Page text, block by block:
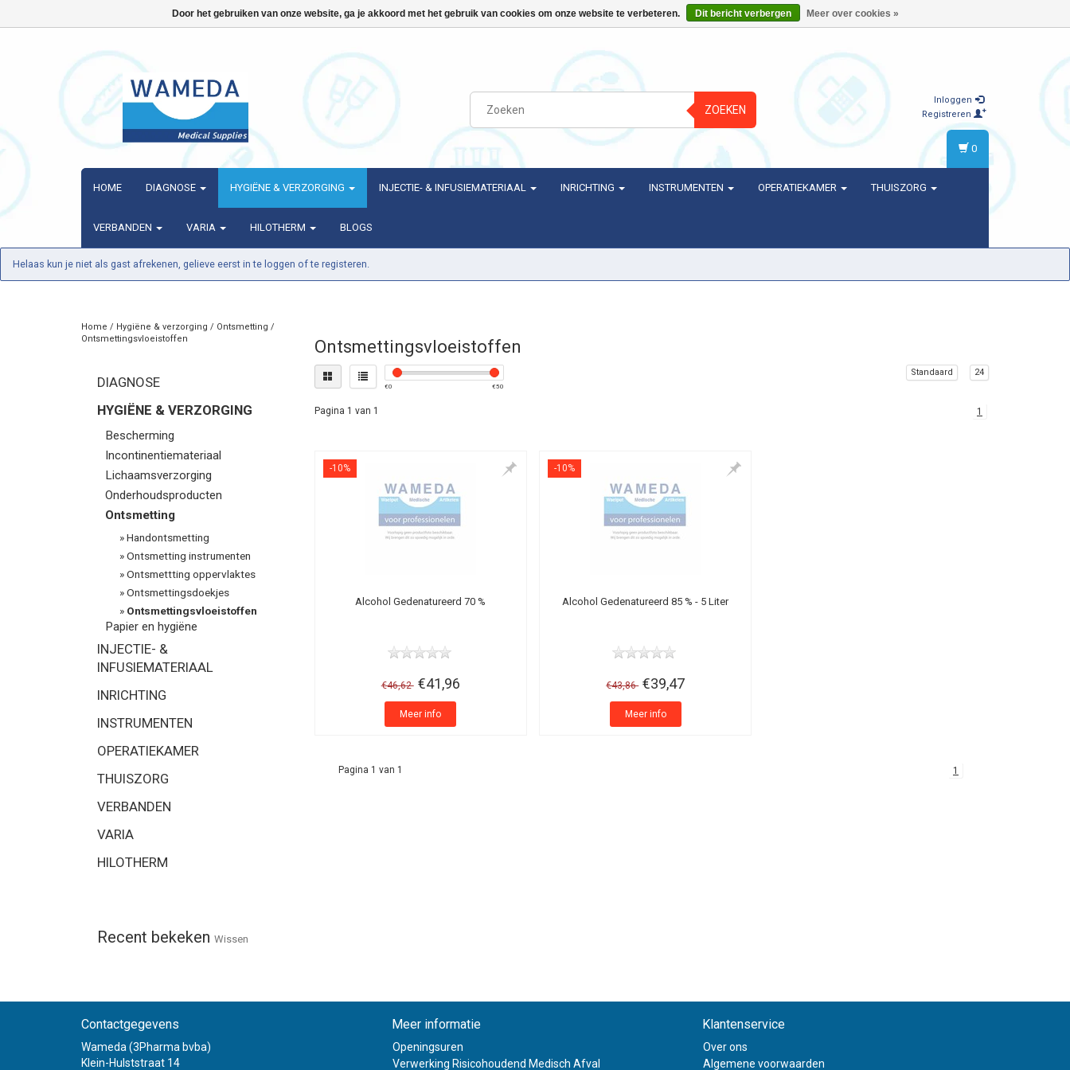
ZOEKEN
Inloggen
Registreren
HOME DIAGNOSE HYGIËNE & VERZORGING INJECTIE- & INFUSIEMATERIAAL INRICHTING INSTRUMENTEN OPERATIEKAMER THUISZORG
VERBANDEN VARIA HILOTHERM BLOGS
0
Helaas kun je niet als gast afrekenen, gelieve eerst in te loggen of te registeren.
Home / Hygiëne & verzorging / Ontsmetting /
Ontsmettingsvloeistoffen
DIAGNOSE
HYGIËNE & VERZORGING
Bescherming
Incontinentiemateriaal
Lichaamsverzorging
Onderhoudsproducten
Ontsmetting
»Handontsmetting
»Ontsmetting instrumenten
»Ontsmettting oppervlaktes
»Ontsmettingsdoekjes
» Ontsmettingsvloeistoffen
Papier en hygiëne
INJECTIE- &
INFUSIEMATERIAAL
INRICHTING
INSTRUMENTEN
OPERATIEKAMER
THUISZORG
VERBANDEN
VARIA
HILOTHERM
Recent bekeken Wissen
Ontsmettingsvloeistoffen
€0 €50
Standaard 24
Pagina 1 van 1 1
-10%
Alcohol Gedenatureerd 70 %
€46,62 €41,96
Meer info
-10%
Alcohol Gedenatureerd 85 % - 5 Liter
€43,86 €39,47
Meer info
Pagina 1 van 1 1
Contactgegevens
Wameda (3Pharma bvba)
Klein-Hulststraat 14
Meer informatie
Openingsuren
Verwerking Risicohoudend Medisch Afval
Klantenservice
Over ons
Algemene voorwaarden
Door het gebruiken van onze website, ga je akkoord met het gebruik van cookies om onze website te verbeteren. Dit bericht verbergen Meer over cookies »